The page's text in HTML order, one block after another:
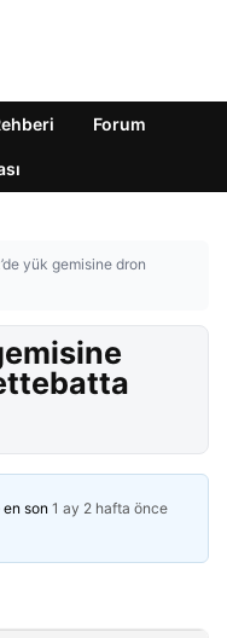
Forum
yük gemisine dron
son 1 ay 2 hafta önce